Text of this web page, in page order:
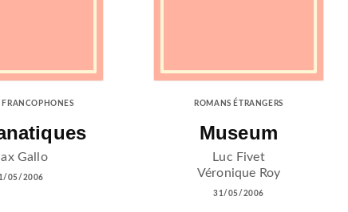
FRANCOPHONES
Gallo
05/2006
ROMANS ÉTRANGERS
Museum
Luc Fivet
Véronique Roy
31/05/2006